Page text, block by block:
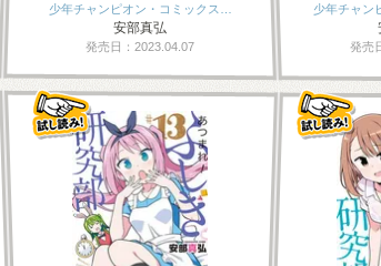
少年チャンピオン・コミックス…
安部真弘
発売日：2023.04.07
少年チャン
発売